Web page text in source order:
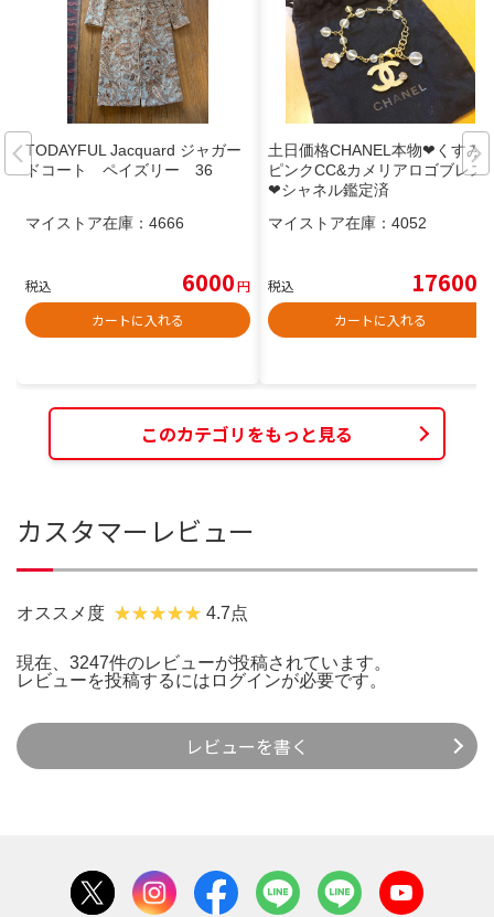
TODAYFUL Jacquard ジャガー
ドコート ペイズリー 36
マイストア在庫： 4666
税込 6000円
カートに入れる
土日価格CHANEL本物❤︎くすみ
ピンクCC&カメリアロゴブレス
❤シャネル鑑定済
マイストア在庫： 4052
税込 17600
カートに入れる
このカテゴリをもっと見る
カスタマーレビュー
オススメ度 4.7点
現在、3247件のレビューが投稿されています。
レビューを投稿するには ログインが必要です。
レビューを書く